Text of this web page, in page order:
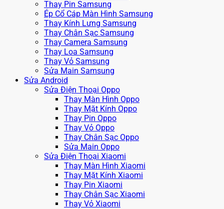
Thay Pin Samsung
Ép Cổ Cáp Màn Hình Samsung
Thay Kính Lưng Samsung
Thay Chân Sạc Samsung
Thay Camera Samsung
Thay Loa Samsung
Thay Vỏ Samsung
Sửa Main Samsung
Sửa Android
Sửa Điện Thoại Oppo
Thay Màn Hình Oppo
Thay Mặt Kính Oppo
Thay Pin Oppo
Thay Vỏ Oppo
Thay Chân Sạc Oppo
Sửa Main Oppo
Sửa Điện Thoại Xiaomi
Thay Màn Hình Xiaomi
Thay Mặt Kính Xiaomi
Thay Pin Xiaomi
Thay Chân Sạc Xiaomi
Thay Vỏ Xiaomi